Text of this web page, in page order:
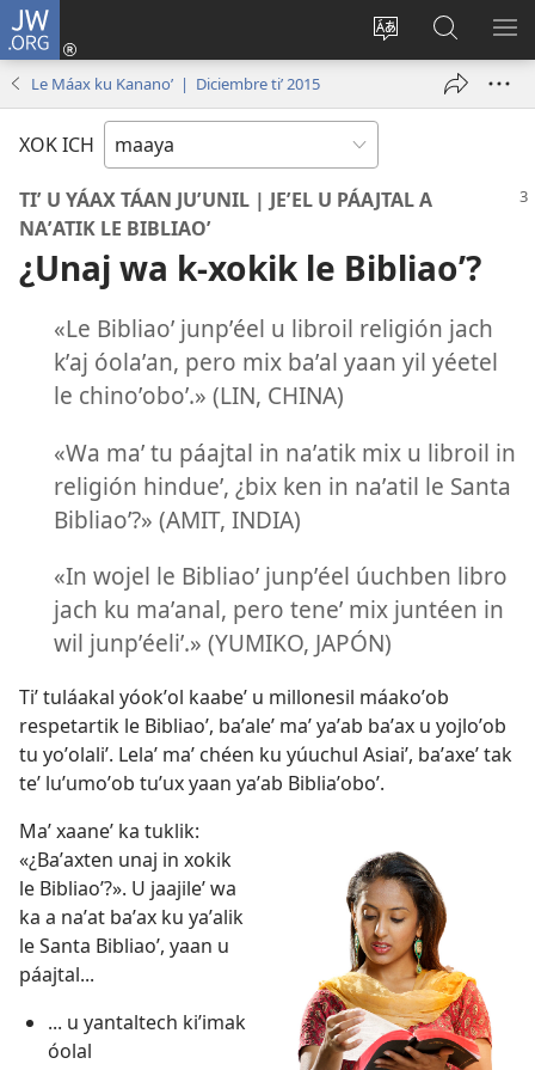
JW.ORG
Kʼex
idiomail
Ooken
new
Kaaxan
teʼ
jw.org
Le Máax ku Kananoʼ | Diciembre tiʼ 2015
XOK ICH
TIʼ U YÁAX TÁAN JUʼUNIL | JEʼEL U PÁAJTAL A
NAʼATIK LE BIBLIAOʼ
¿Unaj wa k-xokik le Bibliaoʼ?
«Le Bibliaoʼ junpʼéel u libroil religión jach
kʼaj óolaʼan, pero mix baʼal yaan yil yéetel
le chinoʼoboʼ.» (LIN, CHINA)
«Wa maʼ tu páajtal in naʼatik mix u libroil in
religión hindueʼ, ¿bix ken in naʼatil le Santa
Bibliaoʼ?» (AMIT, INDIA)
«In wojel le Bibliaoʼ junpʼéel úuchben libro
jach ku maʼanal, pero teneʼ mix juntéen in
wil junpʼéeliʼ.» (YUMIKO, JAPÓN)
Tiʼ tuláakal yóokʼol kaabeʼ u millonesil máakoʼob
respetartik le Bibliaoʼ, baʼaleʼ maʼ yaʼab baʼax u yojloʼob
tu yoʼolaliʼ. Lelaʼ maʼ chéen ku yúuchul Asiaiʼ, baʼaxeʼ tak
teʼ luʼumoʼob tuʼux yaan yaʼab Bibliaʼoboʼ.
Maʼ xaaneʼ ka tuklik:
«¿Baʼaxten unaj in xokik
le Bibliaoʼ?». U jaajileʼ wa
ka a naʼat baʼax ku yaʼalik
le Santa Bibliaoʼ, yaan u
páajtal...
... u yantaltech kiʼimak
óolal